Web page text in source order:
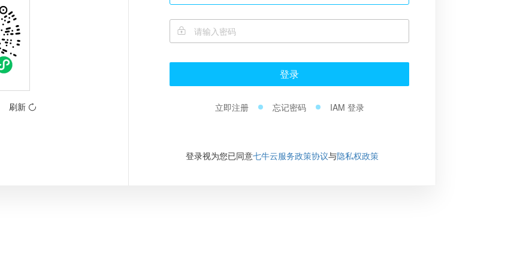
刷新
登录
立即注册 忘记密码 IAM 登录
登录视为您已同意七牛云服务政策协议与隐私权政策